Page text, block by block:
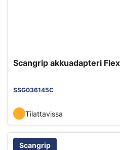
Scangrip akkuadapteri Flex
SSG036145C
Tilattavissa
Scangrip